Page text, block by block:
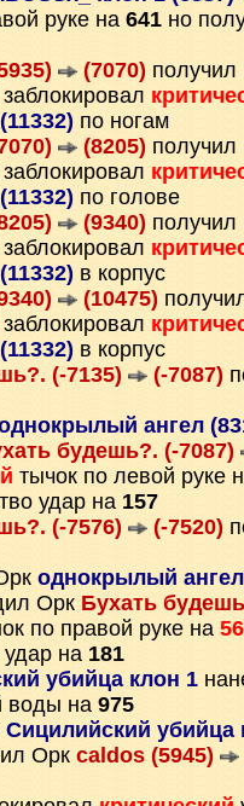
руке на 641 но
(7070)
заблокировал
(11332) по ногам
(8205)
заблокировал
(11332) по голове
(9340)
заблокировал
(11332) в корпус
(10475)
заблокировал
(11332) в корпус
(-7135) (-7087)
ангел
будешь?. (-7087)
тычок по левой руке
удар на 157
(-7576) (-7520)
однокрылый
Орк Бухать
по правой руке на
удар на 181
убийца клон 1
воды на 975
Сицилийский убийца
Орк caldos (5945)